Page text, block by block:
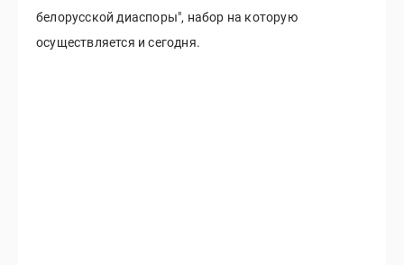
белорусской диаспоры", набор на которую
осуществляется и сегодня.